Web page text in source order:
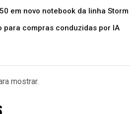
em novo notebook da linha Storm
para compras conduzidas por IA
mostrar.